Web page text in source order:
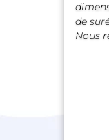
de
Nous